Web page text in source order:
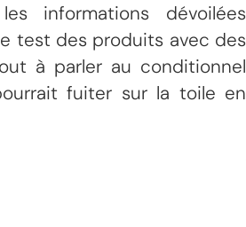
informations dévoilées
test des produits avec des
à parler au conditionnel
fuiter sur la toile en